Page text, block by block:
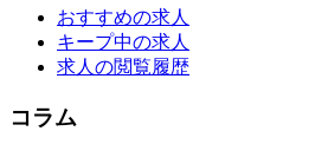
おすすめの求人
キープ中の求人
求人の閲覧履歴
コラム